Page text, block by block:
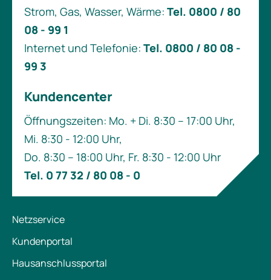
Strom, Gas, Wasser, Wärme: Tel. 0800 / 80
08 - 99 1
Internet und Telefonie: Tel. 0800 / 80 08 -
99 3
Kundencenter
Öffnungszeiten: Mo. + Di. 8:30 – 17:00 Uhr,
Mi. 8:30 - 12:00 Uhr,
Do. 8:30 – 18:00 Uhr, Fr. 8:30 - 12:00 Uhr
Tel. 0 77 32 / 80 08 - 0
Netzservice
Kundenportal
Hausanschlussportal